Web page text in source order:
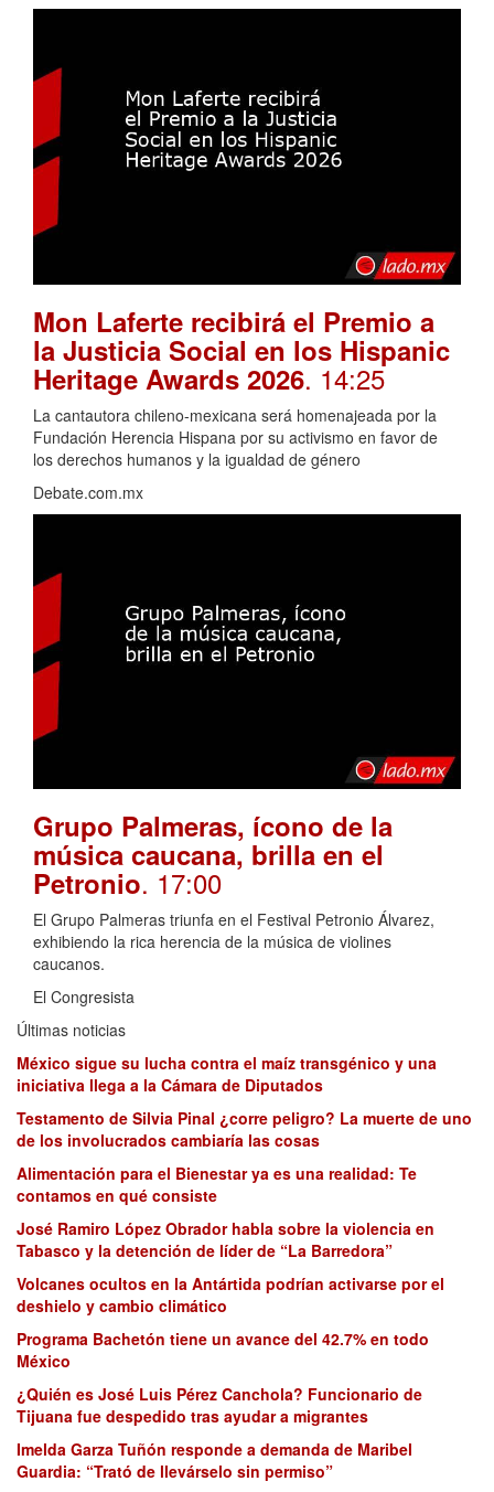
Mon Laferte recibirá el Premio a
la Justicia Social en los Hispanic
Heritage Awards 2026. 14:25
La cantautora chileno-mexicana será homenajeada por la
Fundación Herencia Hispana por su activismo en favor de
los derechos humanos y la igualdad de género
Debate.com.mx
Grupo Palmeras, ícono de la
música caucana, brilla en el
Petronio. 17:00
El Grupo Palmeras triunfa en el Festival Petronio Álvarez,
exhibiendo la rica herencia de la música de violines
caucanos.
El Congresista
Últimas noticias
México sigue su lucha contra el maíz transgénico y una
iniciativa llega a la Cámara de Diputados
Testamento de Silvia Pinal ¿corre peligro? La muerte de uno
de los involucrados cambiaría las cosas
Alimentación para el Bienestar ya es una realidad: Te
contamos en qué consiste
José Ramiro López Obrador habla sobre la violencia en
Tabasco y la detención de líder de “La Barredora”
Volcanes ocultos en la Antártida podrían activarse por el
deshielo y cambio climático
Programa Bachetón tiene un avance del 42.7% en todo
México
¿Quién es José Luis Pérez Canchola? Funcionario de
Tijuana fue despedido tras ayudar a migrantes
Imelda Garza Tuñón responde a demanda de Maribel
Guardia: “Trató de llevárselo sin permiso”